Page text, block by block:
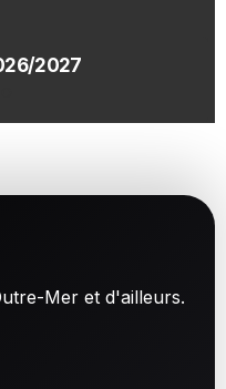
2027
Mer et d'ailleurs.